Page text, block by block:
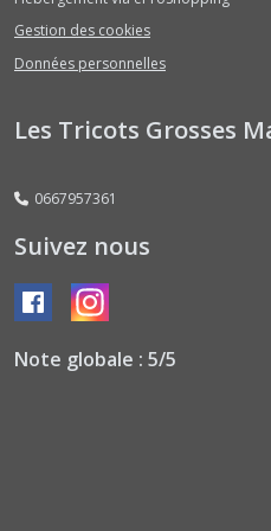
Gestion des cookies
Données personnelles
Les Tricots Grosses
0667957361
Suivez nous
Note globale : 5/5